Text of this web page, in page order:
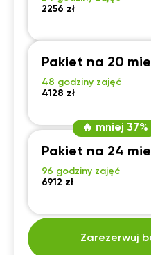
2256 zł
Pakiet na 20
48 godziny zajęć
4128 zł
🔥 mniej 37%
Pakiet na 24
96 godziny zajęć
6912 zł
Zarezerwuj